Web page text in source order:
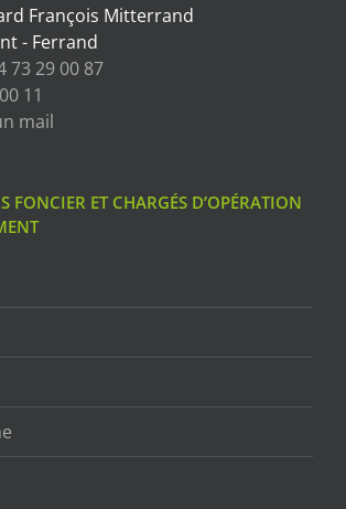
François Mitterrand
- Ferrand
73 29 00 87
11
mail
FONCIER ET CHARGÉS D’OPÉRATION